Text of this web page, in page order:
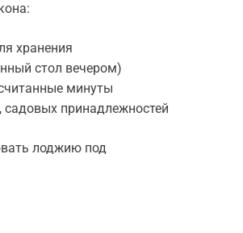
хранения
стол вечером)
минуты
садовых принадлежностей
лоджию под